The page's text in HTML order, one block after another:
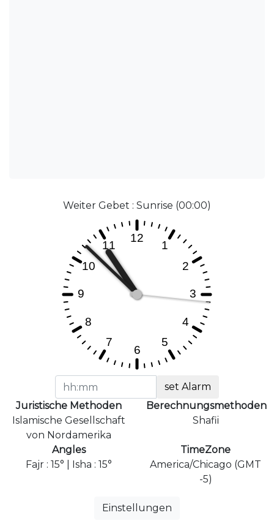
Weiter Gebet : Sunrise (00:00)
set Alarm
Juristische Methoden
Islamische Gesellschaft
von Nordamerika
Berechnungsmethoden
Shafii
Angles
Fajr : 15° | Isha : 15°
TimeZone
America/Chicago (GMT
-5)
Einstellungen